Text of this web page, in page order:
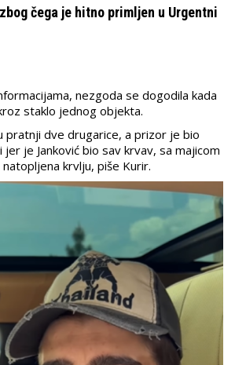
čega je hitno primljen u Urgentni
nezgoda se dogodila kada
staklo jednog objekta.
pratnji dve drugarice, a prizor je bio
jer je Janković bio sav krvav, sa majicom
krvlju, piše Kurir.